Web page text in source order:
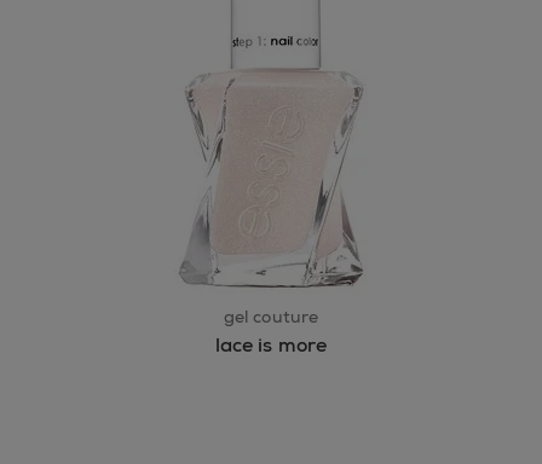
gel couture
lace is more